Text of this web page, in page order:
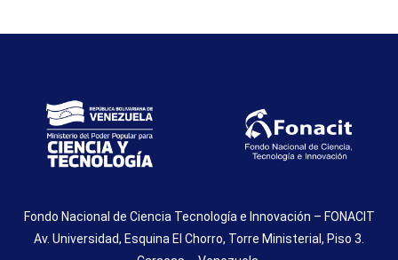
Fondo Nacional de Ciencia Tecnología e Innovación – FONACIT
Av. Universidad, Esquina El Chorro, Torre Ministerial, Piso 3.